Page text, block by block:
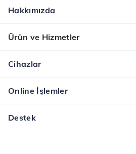
Hakkımızda
Ürün ve Hizmetler
Cihazlar
Online İşlemler
Destek